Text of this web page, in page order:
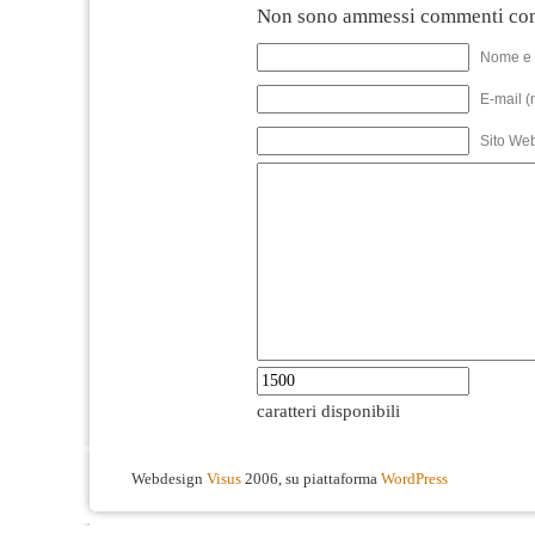
Non sono ammessi commenti
Nome
E-mail
Sito
caratteri disponibili
Webdesign Visus 2006, su piattaforma WordPress